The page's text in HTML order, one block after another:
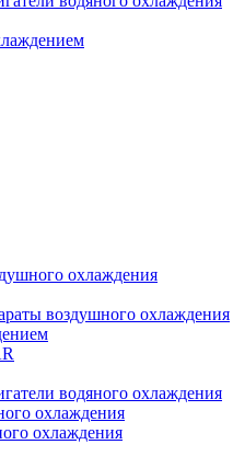
охлаждения
воздушного охлаждения
водяного охлаждения
охлаждения
охлаждения